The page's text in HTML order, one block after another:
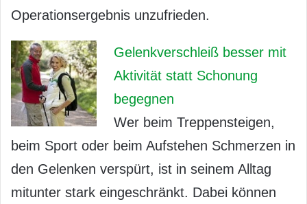
Operationsergebnis unzufrieden.
Gelenkverschleiß besser mit
Aktivität statt Schonung
begegnen
Wer beim Treppensteigen,
beim Sport oder beim Aufstehen Schmerzen in
den Gelenken verspürt, ist in seinem Alltag
mitunter stark eingeschränkt. Dabei können